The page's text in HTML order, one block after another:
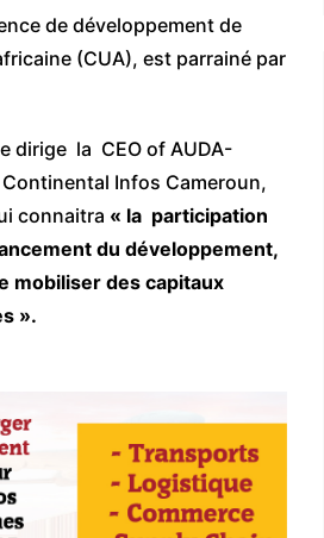
de développement de
(CUA), est parrainé par
dirige la CEO of AUDA-
Infos Cameroun,
connaitra « la participation
du développement,
mobiliser des capitaux
».